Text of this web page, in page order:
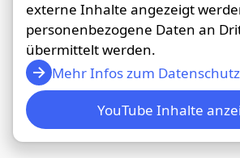
externe Inhalte angezeigt
personenbezogene Daten an
übermittelt werden.
Mehr Infos zum
YouTube Inhalte